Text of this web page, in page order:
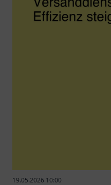
19.05.2026 10:00